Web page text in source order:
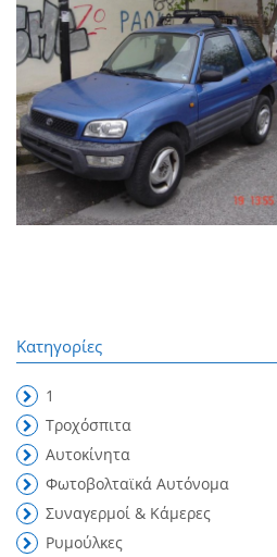
Κατηγορίες
1
Τροχόσπιτα
Αυτοκίνητα
Φωτοβολταϊκά Αυτόνομα
Συναγερμοί & Κάμερες
Ρυμούλκες